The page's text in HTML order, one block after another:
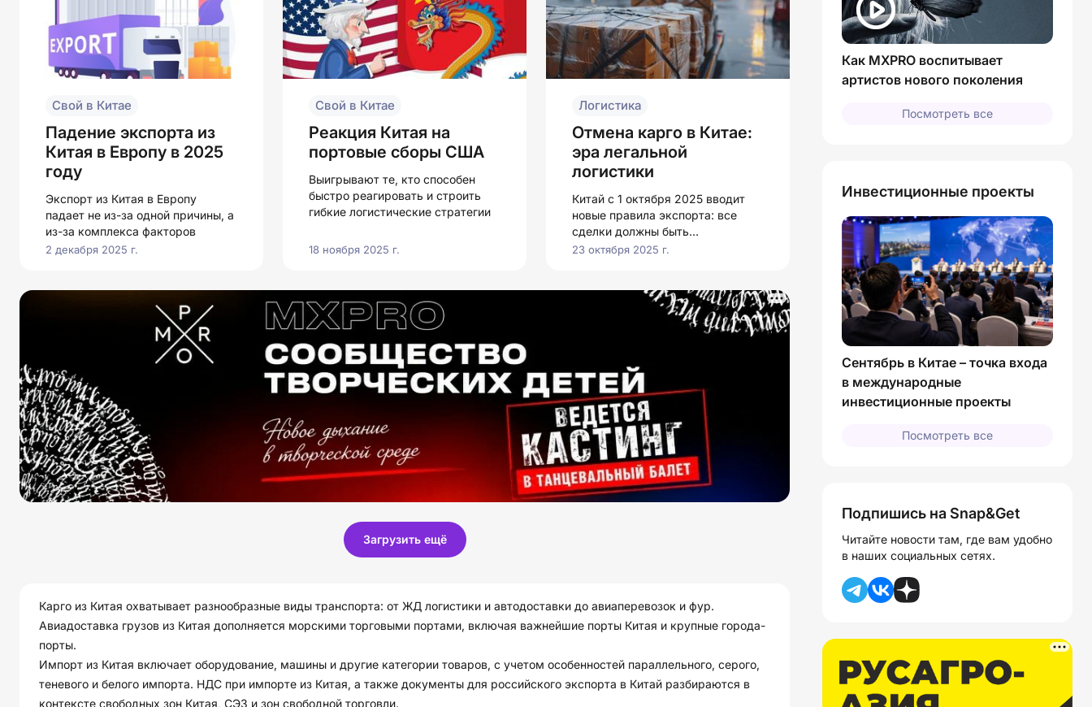
Свой в Китае
Падение экспорта из
Китая в Европу в 2025
году
Экспорт из Китая в Европу
падает не из-за одной причины, а
из-за комплекса факторов
2 декабря 2025 г.
Свой в Китае
Реакция Китая на
портовые сборы США
Выигрывают те, кто способен
быстро реагировать и строить
гибкие логистические стратегии
18 ноября 2025 г.
Логистика
Отмена карго в Китае:
эра легальной
логистики
Китай с 1 октября 2025 вводит
новые правила экспорта: все
сделки должны быть
прозрачными.
23 октября 2025 г.
Загрузить ещё
Карго из Китая охватывает разнообразные виды транспорта: от ЖД логистики и автодоставки до авиаперевозок и фур.
Авиадоставка грузов из Китая дополняется морскими торговыми портами, включая важнейшие порты Китая и крупные города-
порты.
Импорт из Китая включает оборудование, машины и другие категории товаров, с учетом особенностей параллельного, серого,
теневого и белого импорта. НДС при импорте из Китая, а также документы для российского экспорта в Китай разбираются в
контексте свободных зон Китая, СЭЗ и зон свободной торговли.
Как MXPRO воспитывает
артистов нового поколения
Посмотреть все
Инвестиционные проекты
Сентябрь в Китае – точка входа
в международные
инвестиционные проекты
Посмотреть все
Подпишись на Snap&Get
Читайте новости там, где вам удобно
в наших социальных сетях.